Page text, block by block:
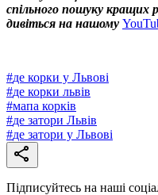
спільного пошуку кращих
дивіться на нашому
#де корки у Львові
#де корки львів
#мапа корків
#де затори Львів
#де затори у Львові
Підписуйтесь на наші